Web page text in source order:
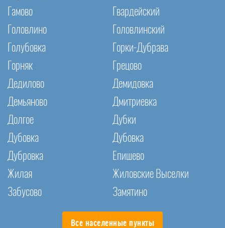
Гамово
Гвардейский
Головлино
Головлинский
Голубовка
Горки-Дубрава
Горняк
Грецово
Дедилово
Демидовка
Демьяново
Дмитриевка
Долгое
Дубки
Дубовка
Дубовка
Дубровка
Епишево
Жилая
Жиловские Выселки
Забусово
Замятино
Все населенные пункты